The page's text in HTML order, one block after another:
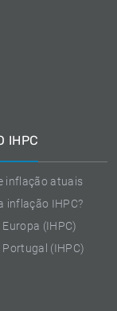
IHPC
inflação atuais
inflação IHPC?
(IHPC)
(IHPC)